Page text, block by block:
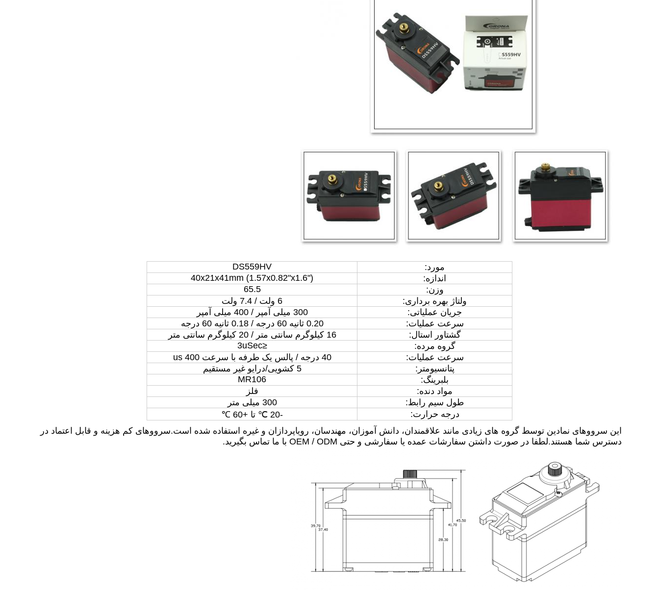
مورد:
DS559HV
اندازه:
40x21x41mm (1.57x0.82"x1.6")
وزن:
65.5
ولتاژ بهره برداری:
6 ولت / 7.4 ولت
جریان عملیاتی:
300 میلی آمپر / 400 میلی آمپر
سرعت عملیات:
0.20 ثانیه 60 درجه / 0.18 ثانیه 60 درجه
گشتاور استال:
16 کیلوگرم سانتی متر / 20 کیلوگرم سانتی متر
گروه مرده:
≤3uSec
سرعت عملیات:
40 درجه / پالس یک طرفه با سرعت 400 us
پتانسیومتر:
5 کشویی/درایو غیر مستقیم
بلبرینگ:
MR106
مواد دنده:
فلز
طول سیم رابط:
300 میلی متر
درجه حرارت:
-20 ℃ تا +60 ℃
این سرووهای نمادین توسط گروه های زیادی مانند علاقمندان، دانش آموزان، مهندسان، رویاپردازان و غیره استفاده شده است.سرووهای کم هزینه و قابل اعتماد در
دسترس شما هستند.لطفا در صورت داشتن سفارشات عمده یا سفارشی و حتی OEM / ODM با ما تماس بگیرید.